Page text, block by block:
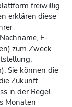
freiwillig.
erklären diese
E-
zum Zweck
Sie können die
Zukunft
in der Regel
Monaten